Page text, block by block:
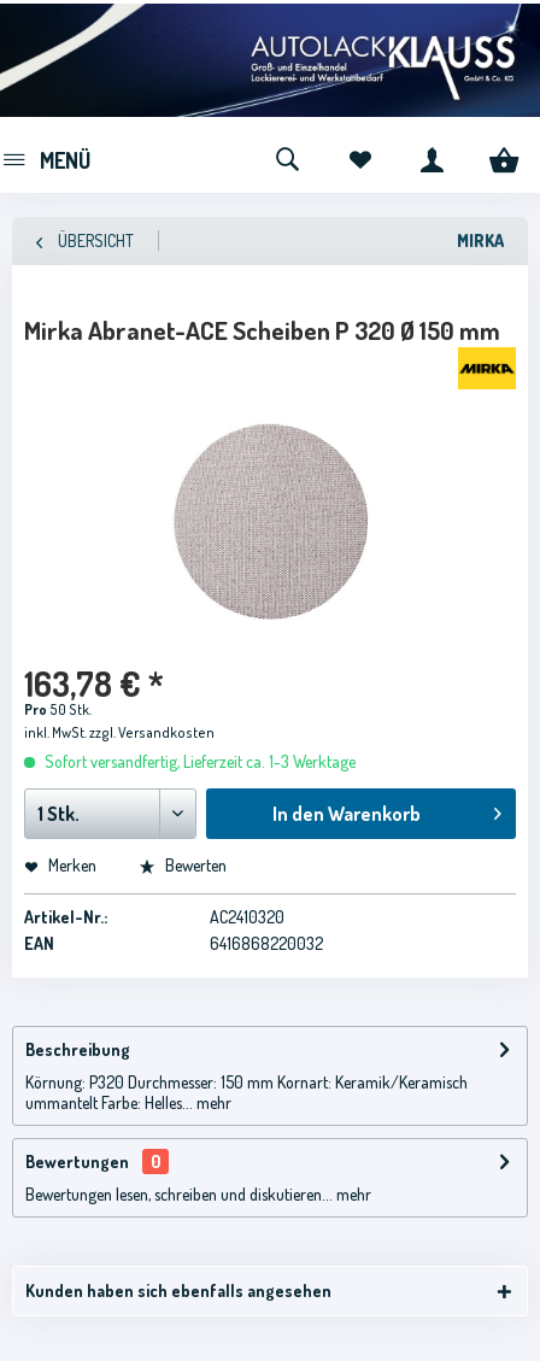
MENÜ
ÜBERSICHT MIRKA
Mirka Abranet-ACE Scheiben P 320 Ø 150 mm
163,78 € *
Pro 50 Stk.
inkl. MwSt.zzgl. Versandkosten
Sofort versandfertig, Lieferzeit ca. 1-3 Werktage
In den Warenkorb
Merken Bewerten
Artikel-Nr.:
AC2410320
EAN
6416868220032
Beschreibung
Körnung: P320 Durchmesser: 150 mm Kornart: Keramik/Keramisch
ummantelt Farbe: Helles...
mehr
Bewertungen
0
Bewertungen lesen, schreiben und diskutieren...
mehr
Kunden haben sich ebenfalls angesehen